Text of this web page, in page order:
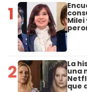
1 Milei
2 La
una
que